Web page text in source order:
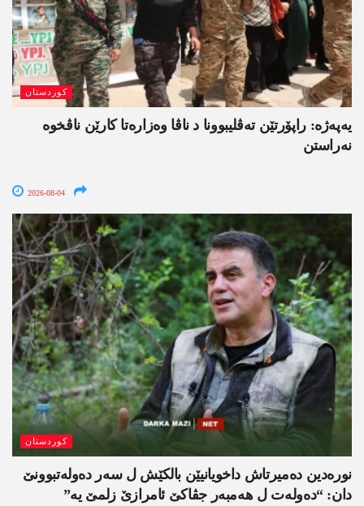
کوردستان
یەپەژە: راپۆرتێن تەڤلیبوونا د ناڤا وەزارەتا کارێن ناڤخوە
نەراستن
2026-08-04
کوردستان
نورەدین دەمیرتاش داخویانیێن بالکێش ل سەر دەولەتبوونێ
دان: “دەولەت ل ھەمبەر جڤاکێ ئامرازێ زلمێ یە”